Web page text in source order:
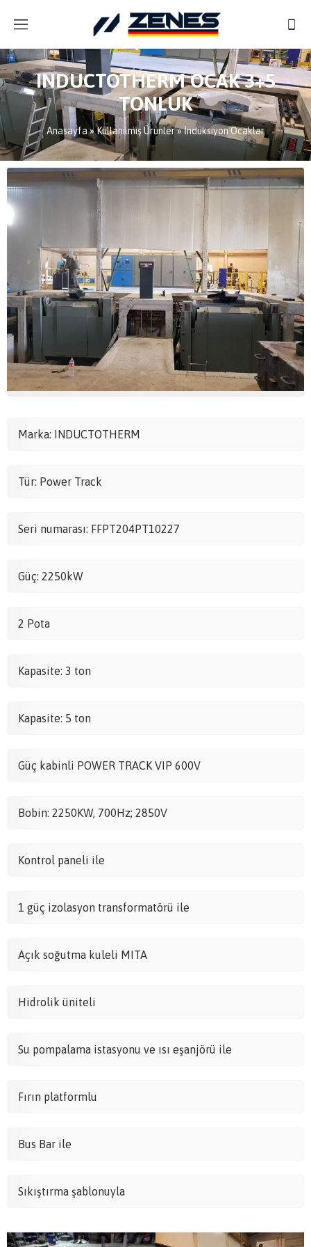
INDUCTOTHERM OCAK 3+5
TONLUK
Anasayfa»Kullanılmış Ürünler»İndüksiyon Ocaklar
Marka: INDUCTOTHERM
Tür: Power Track
Seri numarası: FFPT204PT10227
Güç: 2250kW
2 Pota
Kapasite: 3 ton
Kapasite: 5 ton
Güç kabinli POWER TRACK VIP 600V
Bobin: 2250KW, 700Hz; 2850V
Kontrol paneli ile
1 güç izolasyon transformatörü ile
Açık soğutma kuleli MITA
Hidrolik üniteli
Su pompalama istasyonu ve ısı eşanjörü ile
Fırın platformlu
Bus Bar ile
Sıkıştırma şablonuyla